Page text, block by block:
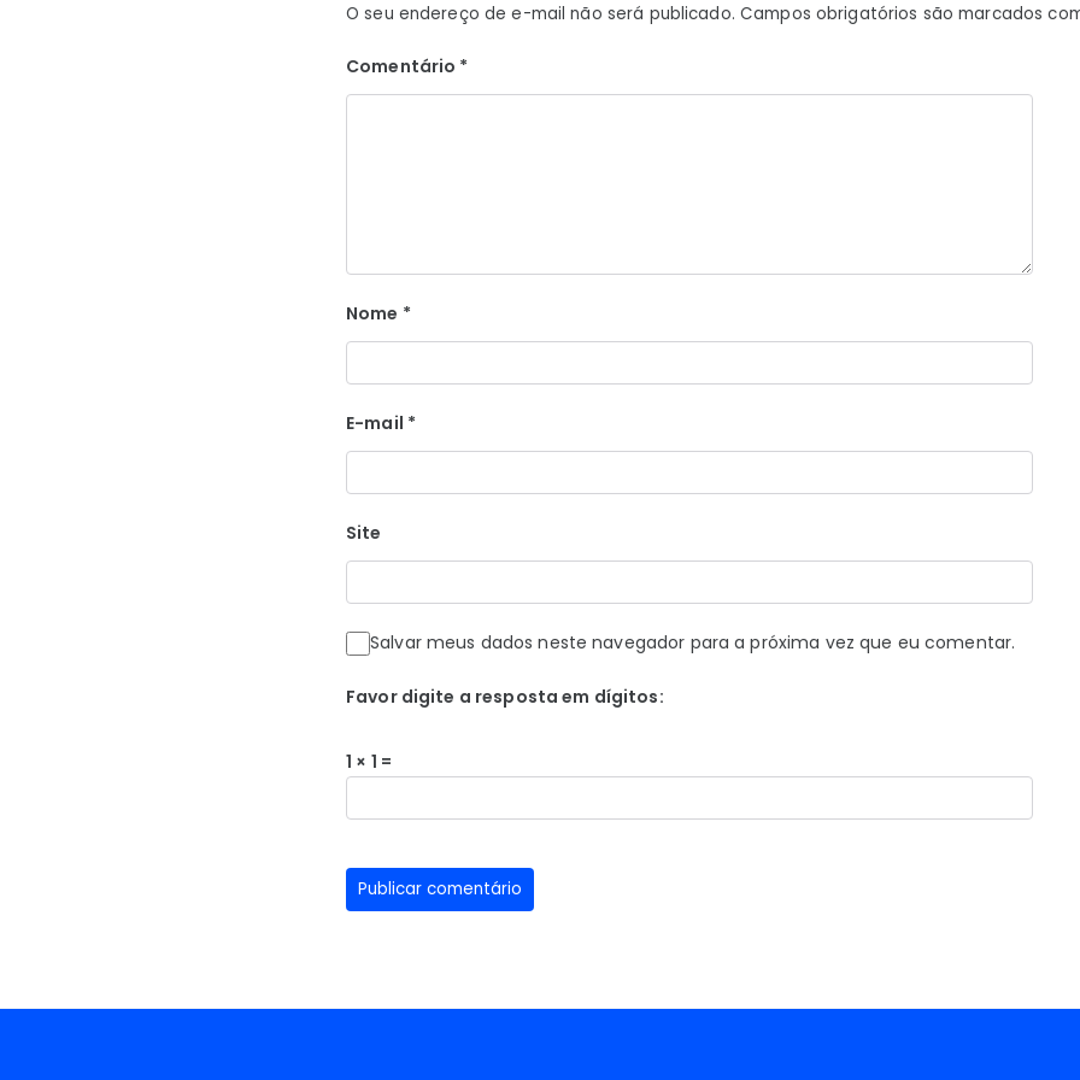
O seu endereço de e-mail não será publicado. Campos obrigatórios são marcados
Comentário *
Nome *
E-mail *
Site
Salvar meus dados neste navegador para a próxima vez que eu comentar.
Favor digite a resposta em dígitos:
1 × 1 =